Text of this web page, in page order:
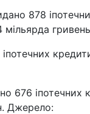
878
мільярда
676 іпотечних
Джерело: